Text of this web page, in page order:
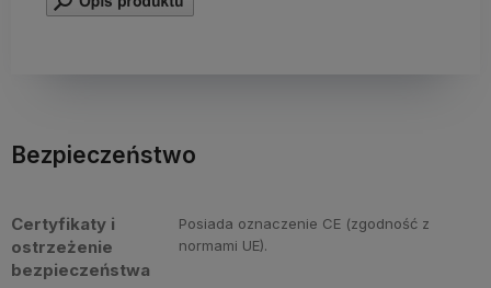
Bezpieczeństwo
Certyfikaty i
ostrzeżenie
bezpieczeństwa
Posiada oznaczenie CE (zgodność z
normami UE).